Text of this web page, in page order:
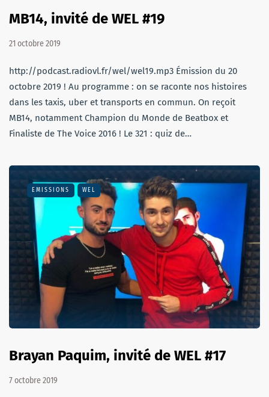
MB14, invité de WEL #19
21 octobre 2019
http://podcast.radiovl.fr/wel/wel19.mp3 Émission du 20
octobre 2019 ! Au programme : on se raconte nos histoires
dans les taxis, uber et transports en commun. On reçoit
MB14, notamment Champion du Monde de Beatbox et
Finaliste de The Voice 2016 ! Le 321 : quiz de…
EMISSIONS WEL
Brayan Paquim, invité de WEL #17
7 octobre 2019